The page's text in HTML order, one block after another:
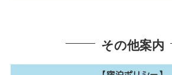
その他案内